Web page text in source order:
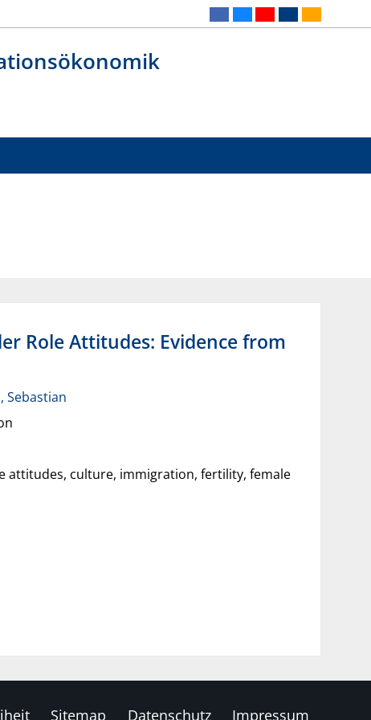
Role Attitudes: Evidence from
Sebastian
attitudes, culture, immigration, fertility, female
Sitemap Datenschutz Impressum